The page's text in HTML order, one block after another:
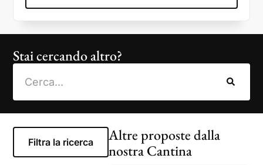
Stai cercando altro?
Filtra la ricerca
Altre proposte dalla
nostra Cantina